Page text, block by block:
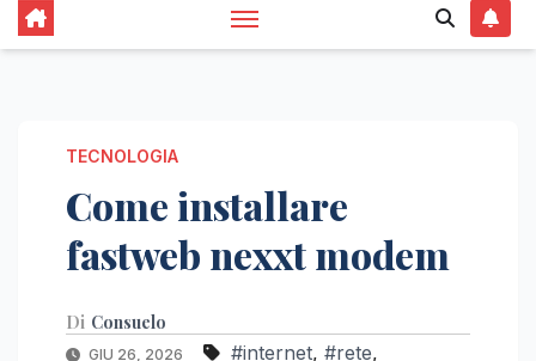
TECNOLOGIA
Come installare
fastweb nexxt modem
Di Consuelo
GIU 26, 2026 #internet, #rete,